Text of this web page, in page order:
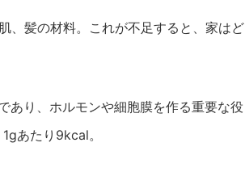
、髪の材料。これが不足すると、家はど
あり、ホルモンや細胞膜を作る重要な役
あたり9kcal。